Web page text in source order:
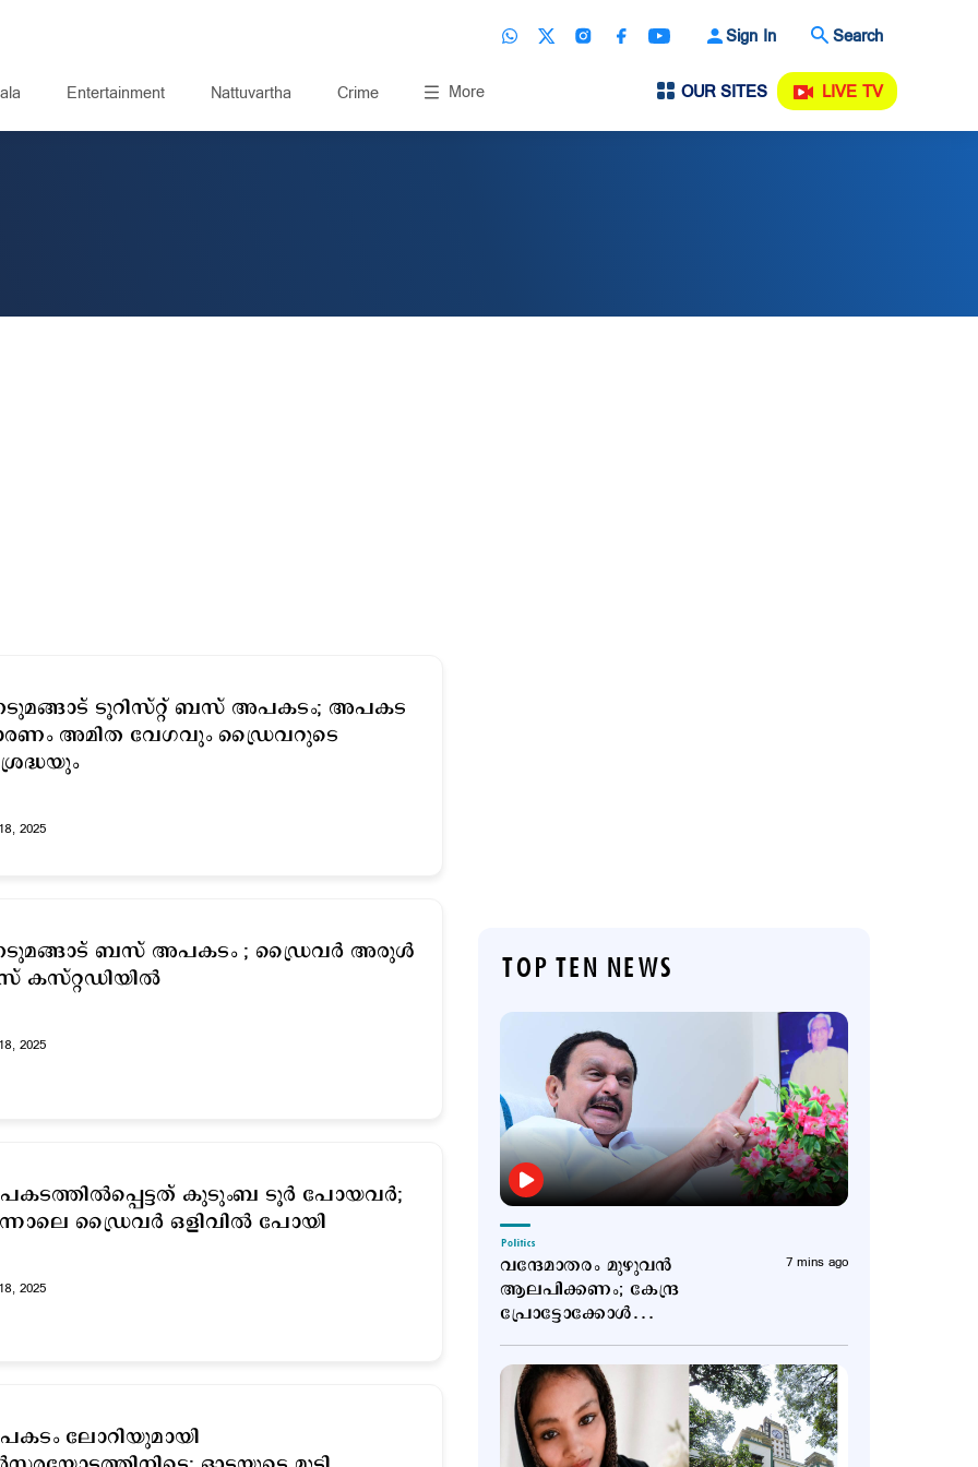
Sign In Search
Entertainment Nattuvartha Crime More OUR SITES LIVE TV
ടൂറിസ്റ്റ് ബസ് അപകടം; അപകട
അമിത വേഗവും ഡ്രൈവറുടെ
2025
ബസ് അപകടം ; ഡ്രൈവർ അരുള്‍
കസ്റ്റഡിയിൽ
2025
കുടുംബ ടൂര്‍ പോയവര്‍;
ഡ്രൈവര്‍ ഒളിവില്‍ പോയി
2025
ലോറിയുമായി
TOP TEN NEWS
Politics
വന്ദേമാതരം മുഴുവന്‍
ആലപിക്കണം; കേന്ദ്ര
പ്രോട്ടോക്കോള്‍
കെ.മുരളീധരന്‍
7 mins ago